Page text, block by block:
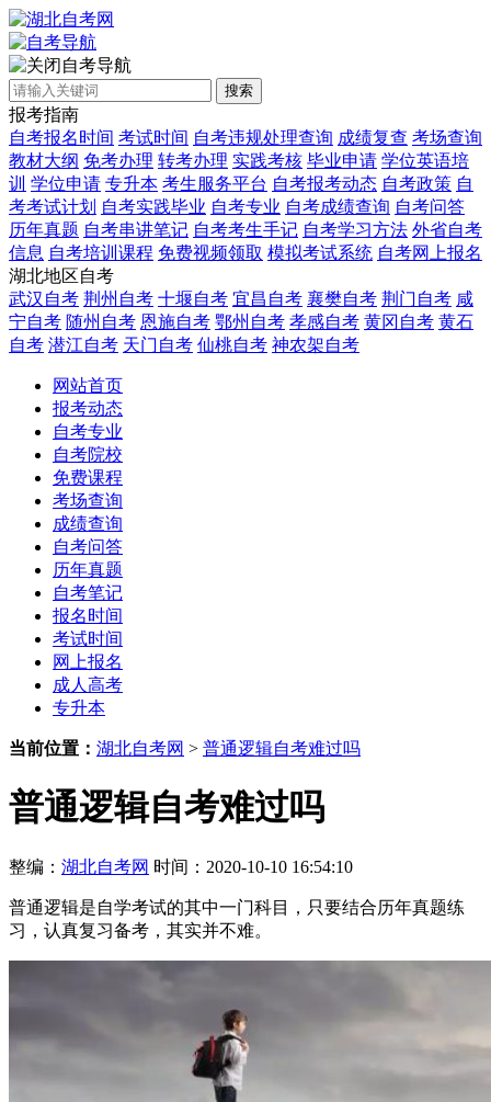
自考导航
搜索
报考指南
自考报名时间 考试时间 自考违规处理查询 成绩复查 考场查询
教材大纲 免考办理 转考办理 实践考核 毕业申请 学位英语培
训 学位申请 专升本 考生服务平台 自考报考动态 自考政策 自
考考试计划 自考实践毕业 自考专业 自考成绩查询 自考问答
历年真题 自考串讲笔记 自考考生手记 自考学习方法 外省自考
信息 自考培训课程 免费视频领取 模拟考试系统 自考网上报名
湖北地区自考
武汉自考 荆州自考 十堰自考 宜昌自考 襄樊自考 荆门自考 咸
宁自考 随州自考 恩施自考 鄂州自考 孝感自考 黄冈自考 黄石
自考 潜江自考 天门自考 仙桃自考 神农架自考
网站首页
报考动态
自考专业
自考院校
免费课程
考场查询
成绩查询
自考问答
历年真题
自考笔记
报名时间
考试时间
网上报名
成人高考
专升本
当前位置： 湖北自考网 > 普通逻辑自考难过吗
普通逻辑自考难过吗
整编： 湖北自考网 时间：2020-10-10 16:54:10
普通逻辑是自学考试的其中一门科目，只要结合历年真题练
习，认真复习备考，其实并不难。